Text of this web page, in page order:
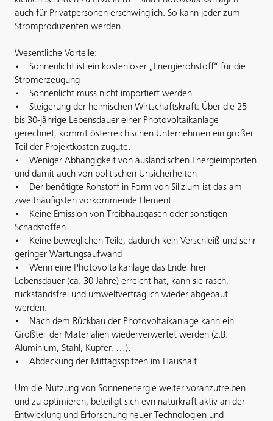
auch für Privatpersonen erschwinglich. So kann jeder zum
Stromproduzenten werden.
Wesentliche Vorteile:
• Sonnenlicht ist ein kostenloser „Energierohstoff“ für die
Stromerzeugung
• Sonnenlicht muss nicht importiert werden
• Steigerung der heimischen Wirtschaftskraft: Über die 25
bis 30-jährige Lebensdauer einer Photovoltaikanlage
gerechnet, kommt österreichischen Unternehmen ein großer
Teil der Projektkosten zugute.
• Weniger Abhängigkeit von ausländischen Energieimporten
und damit auch von politischen Unsicherheiten
• Der benötigte Rohstoff in Form von Silizium ist das am
zweithäufigsten vorkommende Element
• Keine Emission von Treibhausgasen oder sonstigen
Schadstoffen
• Keine beweglichen Teile, dadurch kein Verschleiß und sehr
geringer Wartungsaufwand
• Wenn eine Photovoltaikanlage das Ende ihrer
Lebensdauer (ca. 30 Jahre) erreicht hat, kann sie rasch,
rückstandsfrei und umweltverträglich wieder abgebaut
werden.
• Nach dem Rückbau der Photovoltaikanlage kann ein
Großteil der Materialien wiederverwertet werden (z.B.
Aluminium, Stahl, Kupfer, …).
• Abdeckung der Mittagsspitzen im Haushalt
Um die Nutzung von Sonnenenergie weiter voranzutreiben
und zu optimieren, beteiligt sich evn naturkraft aktiv an der
Entwicklung und Erforschung neuer Technologien und